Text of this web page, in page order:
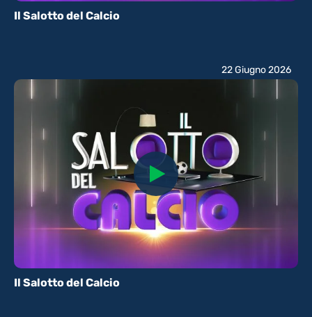
Il Salotto del Calcio
Il Salotto del Calcio
22 Giugno 2026